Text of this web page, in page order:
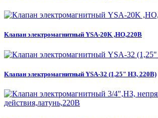
Клапан электромагнитный YSA-20K ,НО,220В
Клапан электромагнитный YSA-32 (1,25" НЗ, 220В)